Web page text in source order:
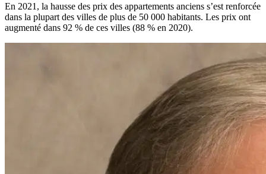
En 2021, la hausse des prix des appartements anciens s’est renforcée
dans la plupart des villes de plus de 50 000 habitants. Les prix ont
augmenté dans 92 % de ces villes (88 % en 2020).